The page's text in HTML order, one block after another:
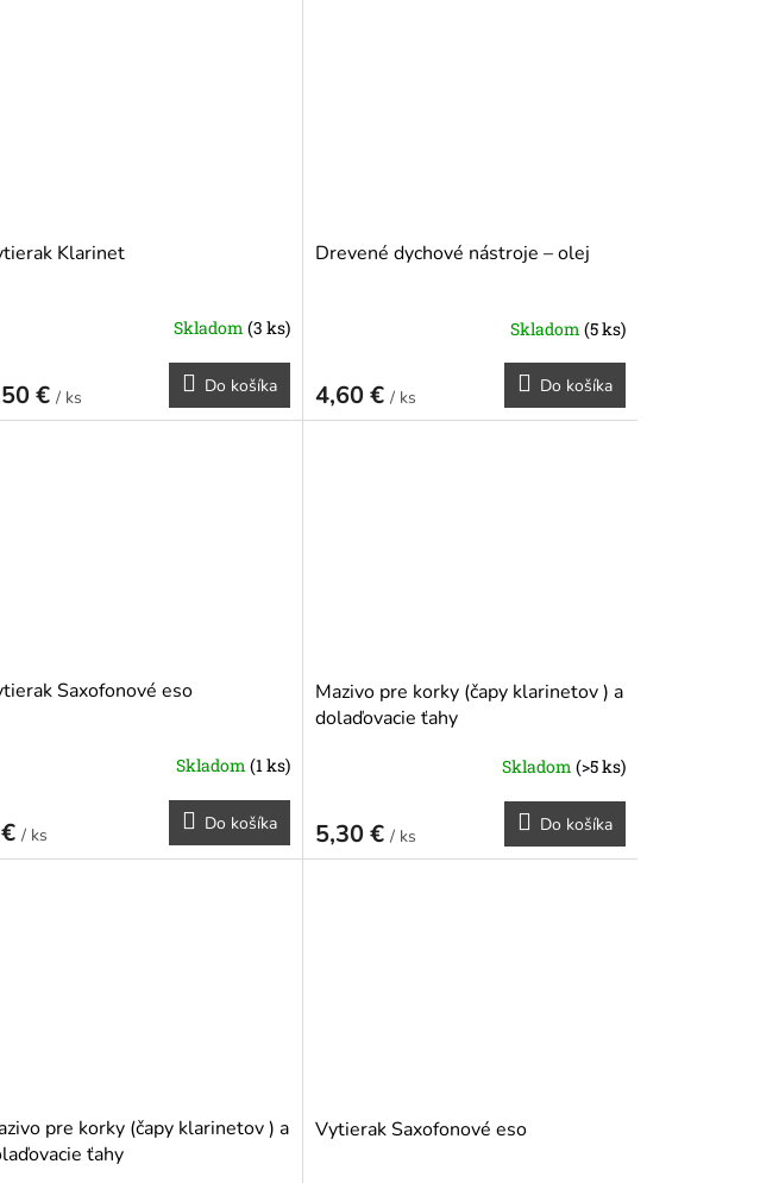
Klarinet
Skladom (3 ks)
€ / ks
Do košíka
Drevené dychové nástroje – olej
Skladom (5 ks)
4,60 € / ks
Do košíka
Saxofonové eso
Skladom (1 ks)
/ ks
Do košíka
Mazivo pre korky (čapy klarinetov ) a
dolaďovacie ťahy
Skladom (>5 ks)
5,30 € / ks
Do košíka
pre korky (čapy klarinetov ) a
ťahy
Vytierak Saxofonové eso